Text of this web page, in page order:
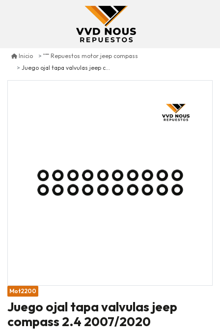
Inicio
Repuestos motor jeep compass
Juego ojal tapa valvulas jeep compass 2.4 2007/2020
Mot2200
Juego ojal tapa valvulas jeep
compass 2.4 2007/2020